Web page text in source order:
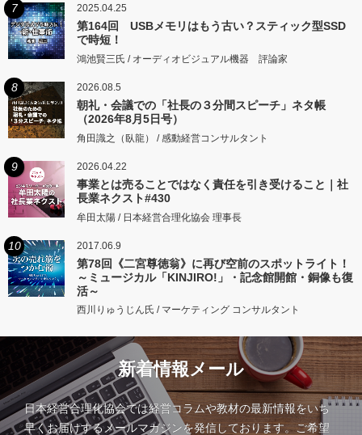
7 2025.04.25
第164回 USBメモリはもう古い？スティック型SSD
で時短！
鴻池賢三氏 / オーディオビジュアル機器 評論家
8 2026.08.5
朝礼・会議での「社長の３分間スピーチ」ネタ帳
（2026年8月5日号）
角田識之（臥龍） / 感動経営コンサルタント
9 2026.04.22
事業とは売ることではなく責任を引き受けること｜社
長業ネクスト#430
牟田太陽 / 日本経営合理化協会 理事長
10 2017.06.9
第78回《二宮尊徳翁》に再び空前のスポットライト！
～ミュージカル「KINJIRO!」・記念館開館・銅像も復
活～
西川りゅうじん氏 / マーケティング コンサルタント
新着情報メール
日本経営合理化協会では経営コラムや教材の最新情報をいち
早くお届けするメールマガジンを発信しております。ご希望